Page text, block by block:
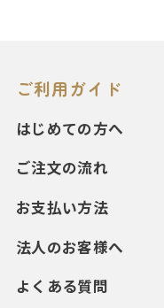
ご利用ガイド
はじめての方へ
ご注文の流れ
お支払い方法
法人のお客様へ
よくある質問